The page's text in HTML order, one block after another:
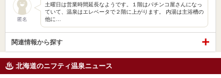
匿名
土曜日は営業時間延長なようです。１階はパチンコ屋さんになっ
ていて、温泉はエレベータで２階に上がります。 内湯は主浴槽の
他に…
関連情報から探す
北海道のニフティ温泉ニュース